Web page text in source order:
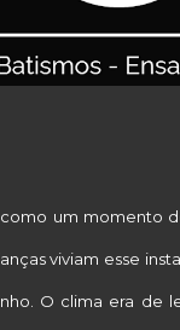
um momento
viviam esse
O clima era de